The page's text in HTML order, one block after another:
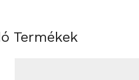
Termékek